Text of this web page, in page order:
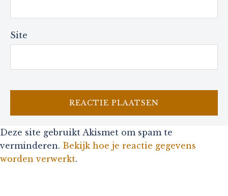
Site
Deze site gebruikt Akismet om spam te
verminderen. Bekijk hoe je reactie gegevens
worden verwerkt.